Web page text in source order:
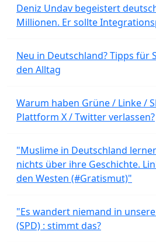
Deniz Undav begeistert
Millionen. Er sollte
Neu in Deutschland? Tipps für
den Alltag
Warum haben Grüne / Linke /
Plattform X / Twitter verlassen?
"Muslime in Deutschland
nichts über ihre Geschichte.
den Westen (#Gratismut)"
"Es wandert niemand in
(SPD) : stimmt das?